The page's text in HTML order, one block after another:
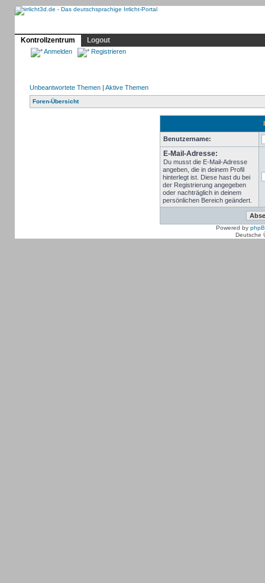
Kontrollzentrum
Logout
Anmelden Registrieren
Unbeantwortete Themen| Aktive Themen
Foren-Übersicht
Benutzername:
E-Mail-Adresse:
Du musst die E-Mail-Adresse
angeben, die in deinem Profil
hinterlegt ist. Diese hast du bei
der Registrierung angegeben
oder nachträglich in deinem
persönlichen Bereich geändert.
Powered by
Deutsche